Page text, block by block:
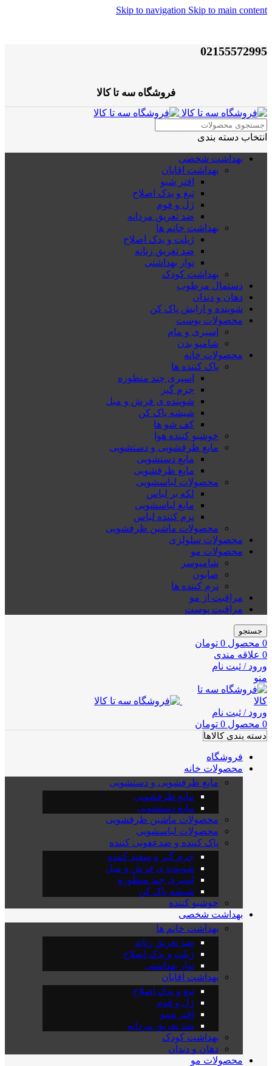
Skip to navigation Skip to main content
02155572995
فروشگاه سه تا کالا
انتخاب دسته بندی
بهداشت شخصی
بهداشت اقایان
افتر شیو
تیغ و یدک اصلاح
ژل و فوم
ضد تعریق مردانه
بهداشت خانم ها
ژیلت و یدک اصلاح
ضد تعریق زنانه
نوار بهداشتی
بهداشت کودک
دستمال مرطوب
دهان و دندان
شوینده و ارایش پاک کن
محصولات پوست
اسپری و مام
شامپو بدن
محصولات خانه
پاک کننده ها
اسپری چند منظوره
جرم گیر
شوینده ی فرش و مبل
شیشه پاک کن
کف شو ها
خوشبو کننده هوا
مایع ظرفشویی و دستشویی
مایع دستشویی
مایع ظرفشویی
محصولات لباسشویی
لکه بر لباس
مایع لباسشویی
نرم کننده لباس
محصولات ماشین ظرفشویی
محصولات سلولزی
محصولات مو
شامپوسر
صابون
نرم کننده ها
مراقبت از مو
مراقبت پوست
جستجو
0 محصول 0 تومان
0 علاقه مندی
ورود / ثبت نام
منو
ورود / ثبت نام
0 محصول 0 تومان
دسته بندی کالاها
فروشگاه
محصولات خانه
مایع ظرفشویی و دستشویی
مایع ظرفشویی
مایع دستشویی
محصولات ماشین ظرفشویی
محصولات لباسشویی
پاک کننده و ضدعفونی کننده
جرم گیر و سفید کننده
شوینده ی فرش و مبل
اسپری چند منظوره
شیشه پاک کن
خوشبو کننده
بهداشت شخصی
بهداشت خانم ها
ضد تعریق زنانه
ژیلت و یدک اصلاح
نوار بهداشتی
بهداشت اقایان
تیغ و یدک اصلاح
ژل و فوم
افتر شیو
ضد تعریق مردانه
بهداشت کودک
دهان و دندان
محصولات مو